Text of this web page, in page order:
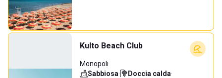
Kulto Beach Club
Monopoli
Sabbiosa· Doccia calda·